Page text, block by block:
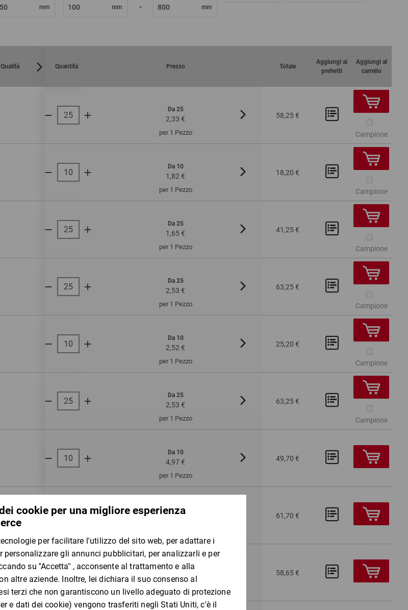
mm mm - mm
Qualità Quantità Prezzo Totale
Aggiungi ai
preferiti
Aggiungi al
carrello
onda singola
Da 25
2,33 € 2,27 €
Da 200
2,20 €
per 1 Pezzo
58,25 €
Campione
onda doppia
Da 10
1,82 €
per 1 Pezzo
18,20 €
Campione
onda singola
Da 25
1,65 € 1,62 €
Da 200
1,50 €
per 1 Pezzo
41,25 €
Campione
onda singola
Da 25
2,53 € 2,49 €
Da 200
2,41 €
per 1 Pezzo
63,25 €
Campione
onda doppia
Da 10
2,52 € 2,47 €
Da 200
2,31 €
per 1 Pezzo
25,20 €
Campione
onda singola
Da 25
2,53 € 2,49 €
Da 200
2,38 €
per 1 Pezzo
63,25 €
Campione
onda doppia
Da 10
4,97 € 4,81 €
Da 200
4,54 €
per 1 Pezzo
49,70 €
onda doppia 130
Da 10
6,01 €
Da 200
5,67 €
61,70 €
onda doppia 135
Da 15
3,91 €
per 1 Pezzo
58,65 €